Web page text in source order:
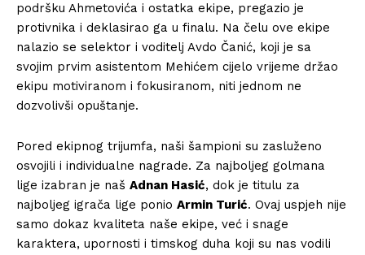
podršku Ahmetovića i ostatka ekipe, pregazio je
protivnika i deklasirao ga u finalu. Na čelu ove ekipe
nalazio se selektor i voditelj Avdo Čanić, koji je sa
svojim prvim asistentom Mehićem cijelo vrijeme držao
ekipu motiviranom i fokusiranom, niti jednom ne
dozvolivši opuštanje.
Pored ekipnog trijumfa, naši šampioni su zasluženo
osvojili i individualne nagrade. Za najboljeg golmana
lige izabran je naš Adnan Hasić, dok je titulu za
najboljeg igrača lige ponio Armin Turić. Ovaj uspjeh nije
samo dokaz kvaliteta naše ekipe, već i snage
karaktera, upornosti i timskog duha koji su nas vodili